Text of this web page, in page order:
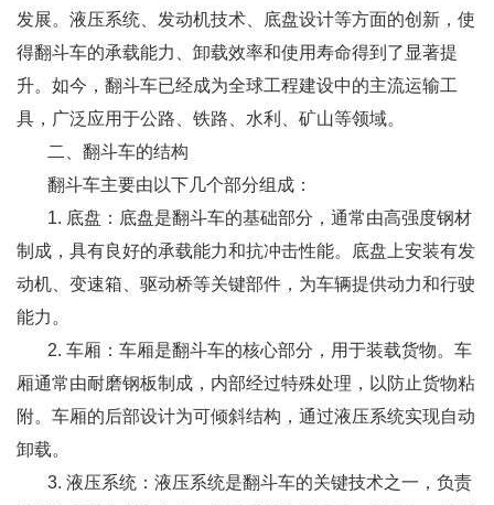
发展。液压系统、发动机技术、底盘设计等方面的创新，使
得翻斗车的承载能力、卸载效率和使用寿命得到了显著提
升。如今，翻斗车已经成为全球工程建设中的主流运输工
具，广泛应用于公路、铁路、水利、矿山等领域。
二、翻斗车的结构
翻斗车主要由以下几个部分组成：
1. 底盘：底盘是翻斗车的基础部分，通常由高强度钢材
制成，具有良好的承载能力和抗冲击性能。底盘上安装有发
动机、变速箱、驱动桥等关键部件，为车辆提供动力和行驶
能力。
2. 车厢：车厢是翻斗车的核心部分，用于装载货物。车
厢通常由耐磨钢板制成，内部经过特殊处理，以防止货物粘
附。车厢的后部设计为可倾斜结构，通过液压系统实现自动
卸载。
3. 液压系统：液压系统是翻斗车的关键技术之一，负责